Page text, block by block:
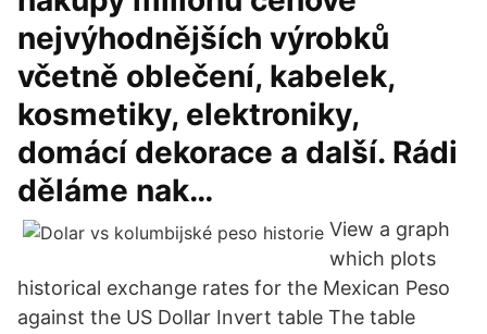
nejvýhodnějších výrobků
včetně oblečení, kabelek,
kosmetiky, elektroniky,
domácí dekorace a další. Rádi
děláme nak…
View a graph
which plots
historical exchange rates for the Mexican Peso
against the US Dollar Invert table The table